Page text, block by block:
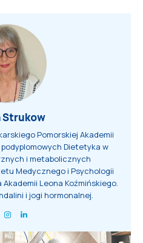
Strukow
Pomorskiej Akademii
Dietetyka w
i metabolicznych
Medycznego i Psychologii
Leona Koźmińskiego.
i jogi hormonalnej.